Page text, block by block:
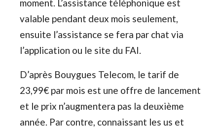
moment. L’assistance téléphonique est
valable pendant deux mois seulement,
ensuite l’assistance se fera par chat via
l’application ou le site du FAI.
D’après Bouygues Telecom, le tarif de
23,99€ par mois est une offre de lancement
et le prix n’augmentera pas la deuxième
année. Par contre, connaissant les us et